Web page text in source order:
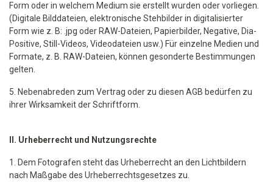
Form oder in welchem Medium sie erstellt wurden oder vorliegen.
(Digitale Bilddateien, elektronische Stehbilder in digitalisierter
Form wie z. B: .jpg oder RAW-Dateien, Papierbilder, Negative, Dia-
Positive, Still-Videos, Videodateien usw.) Für einzelne Medien und
Formate, z. B. RAW-Dateien, können gesonderte Bestimmungen
gelten.
5. Nebenabreden zum Vertrag oder zu diesen AGB bedürfen zu
ihrer Wirksamkeit der Schriftform.
II. Urheberrecht und Nutzungsrechte
1. Dem Fotografen steht das Urheberrecht an den Lichtbildern
nach Maßgabe des Urheberrechtsgesetzes zu.